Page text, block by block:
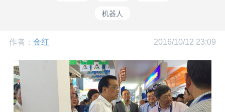
网
机器人
作者： 金红 2016/10/12 23:09